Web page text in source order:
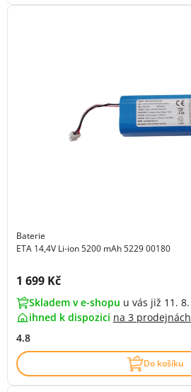
Baterie
ETA 14,4V Li-ion 5200 mAh 5229 00180
Cena s DPH:
1 699 Kč
Skladem v e-shopu u vás již 11. 8.
ihned k dispozici na 3 prodejnách
4.8
Do košíku